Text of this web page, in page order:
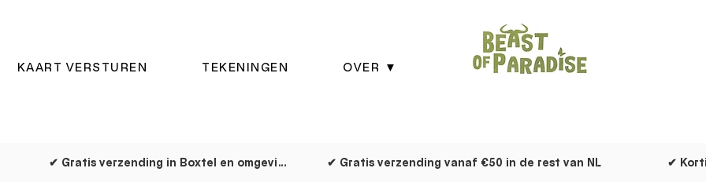
KAART VERSTUREN TEKENINGEN OVER ▼
✔ Gratis verzending in Boxtel en omgeving ✔ Gratis verzending vanaf €50 in de rest van NL ✔